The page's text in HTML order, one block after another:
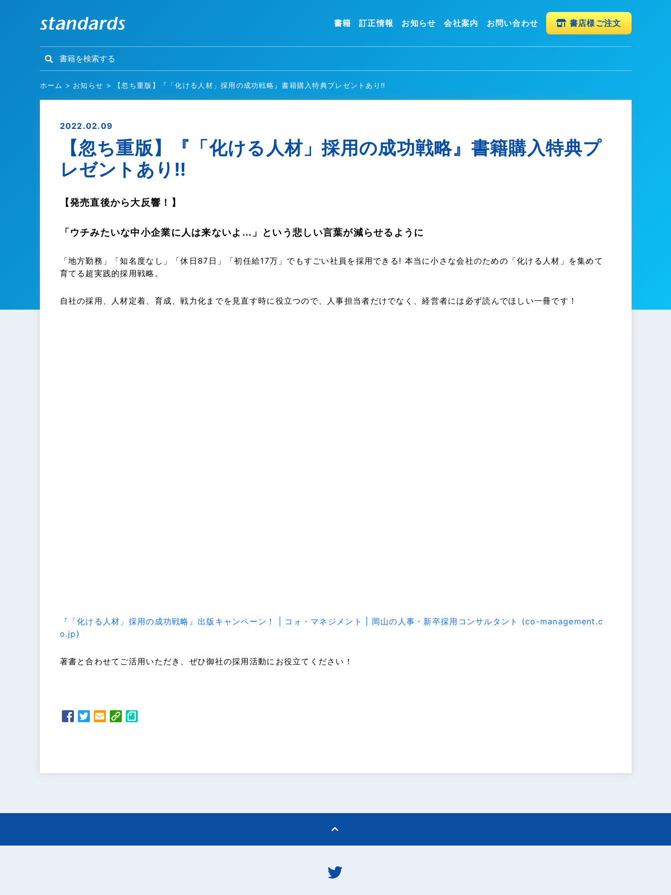
書籍 訂正情報 お知らせ 会社案内 お問い合わせ 書店様ご注文
ホーム > お知らせ > 【忽ち重版】『「化ける人材」採用の成功戦略』書籍購入特典プレゼントあり‼
2022.02.09
【忽ち重版】『「化ける人材」採用の成功戦略』書籍購入特典プ
レゼントあり‼
【発売直後から大反響！】
「ウチみたいな中小企業に人は来ないよ…」という悲しい言葉が減らせるように
「地方勤務」「知名度なし」「休日87日」「初任給17万」でもすごい社員を採用できる! 本当に小さな会社のための「化ける人材」を集めて
育てる超実践的採用戦略。
自社の採用、人材定着、育成、戦力化までを見直す時に役立つので、人事担当者だけでなく、経営者には必ず読んでほしい一冊です！
『「化ける人材」採用の成功戦略』出版キャンペーン！ | コォ・マネジメント | 岡山の人事・新卒採用コンサルタント (co-management.c
o.jp)
著書と合わせてご活用いただき、ぜひ御社の採用活動にお役立てください！